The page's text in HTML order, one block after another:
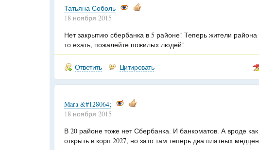
Татьяна Соболь
18 ноября 2015
Нет закрытию сбербанка в 5 районе! Теперь жители
то ехать, пожалейте пожилых людей!
Ответить Цитировать
Mara &#128064;
18 ноября 2015
В 20 районе тоже нет Сбербанка. И банкоматов. А вроде
открыть в корп 2027, но зато там теперь два платных